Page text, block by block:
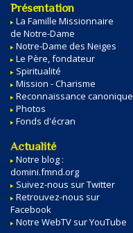
Présentation
La Famille Missionnaire
de Notre-Dame
Notre-Dame des Neiges
Le Père, fondateur
Spiritualité
Mission - Charisme
Reconnaissance canonique
Photos
Fonds d'écran
Actualité
Notre blog :
domini.fmnd.org
Suivez-nous sur Twitter
Retrouvez-nous sur
Facebook
Notre WebTV sur YouTube